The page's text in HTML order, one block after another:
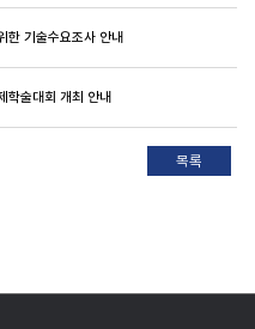
한 기술수요조사 안내
학술대회 개최 안내